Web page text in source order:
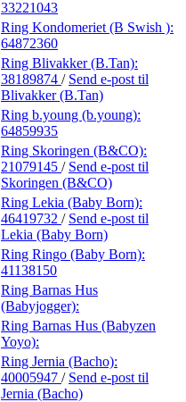
33221043
Ring Kondomeriet (B Swish ):
64872360
Ring Blivakker (B.Tan):
38189874 / Send e-post til
Blivakker (B.Tan)
Ring b.young (b.young):
64859935
Ring Skoringen (B&CO):
21079145 / Send e-post til
Skoringen (B&CO)
Ring Lekia (Baby Born):
46419732 / Send e-post til
Lekia (Baby Born)
Ring Ringo (Baby Born):
41138150
Ring Barnas Hus
(Babyjogger):
Ring Barnas Hus (Babyzen
Yoyo):
Ring Jernia (Bacho):
40005947 / Send e-post til
Jernia (Bacho)